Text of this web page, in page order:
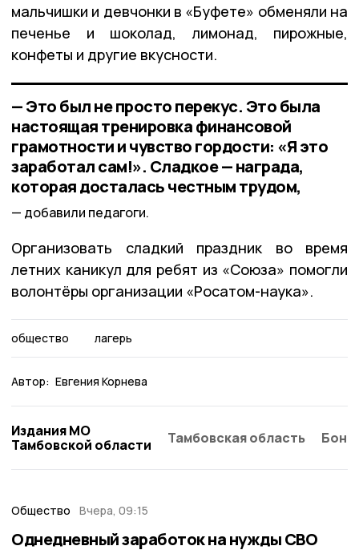
мальчишки и девчонки в «Буфете» обменяли на
печенье и шоколад, лимонад, пирожные,
конфеты и другие вкусности.
— Это был не просто перекус. Это была
настоящая тренировка финансовой
грамотности и чувство гордости: «Я это
заработал сам!». Сладкое — награда,
которая досталась честным трудом,
добавили педагоги.
Организовать сладкий праздник во время
летних каникул для ребят из «Союза» помогли
волонтёры организации «Росатом-наука».
общество лагерь
Автор: Евгения Корнева
Издания МО
Тамбовской области
Тамбовская область
Общество Вчера, 09:15
Однедневный заработок на нужды СВО